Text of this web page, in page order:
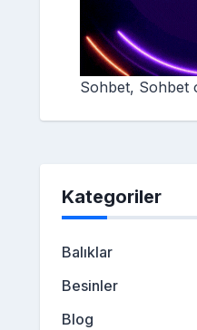
Sohbet, Sohbet
Kategoriler
Balıklar
Besinler
Blog